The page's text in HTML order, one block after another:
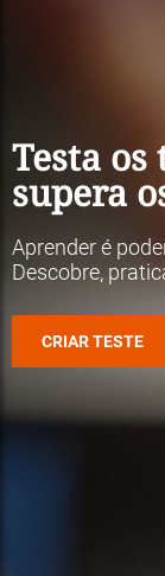
Testa
supera
Aprender é
Descobre,
CRIAR TESTE